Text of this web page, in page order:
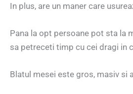
In plus, are un maner care
Pana la opt persoane pot sta la
sa petreceti timp cu cei dragi in
Blatul mesei este gros, masiv si